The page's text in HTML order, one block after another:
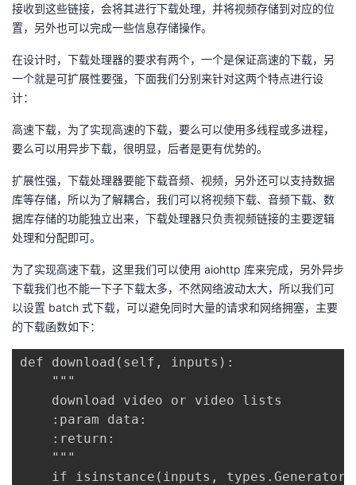
接收到这些链接，会将其进行下载处理，并将视频存储到对应的位
置，另外也可以完成一些信息存储操作。
在设计时，下载处理器的要求有两个，一个是保证高速的下载，另
一个就是可扩展性要强，下面我们分别来针对这两个特点进行设
计：
高速下载，为了实现高速的下载，要么可以使用多线程或多进程，
要么可以用异步下载，很明显，后者是更有优势的。
扩展性强，下载处理器要能下载音频、视频，另外还可以支持数据
库等存储，所以为了解耦合，我们可以将视频下载、音频下载、数
据库存储的功能独立出来，下载处理器只负责视频链接的主要逻辑
处理和分配即可。
为了实现高速下载，这里我们可以使用 aiohttp 库来完成，另外异步
下载我们也不能一下子下载太多，不然网络波动太大，所以我们可
以设置 batch 式下载，可以避免同时大量的请求和网络拥塞，主要
的下载函数如下：
def download(self, inputs):
"""
download video or video lists
:param data:
:return:
"""
if isinstance(inputs,